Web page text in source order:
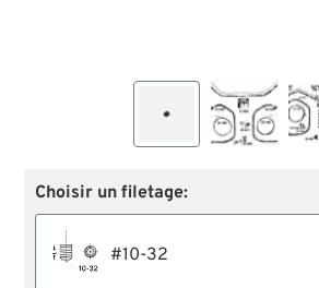
Choisir un filetage:
#10-32